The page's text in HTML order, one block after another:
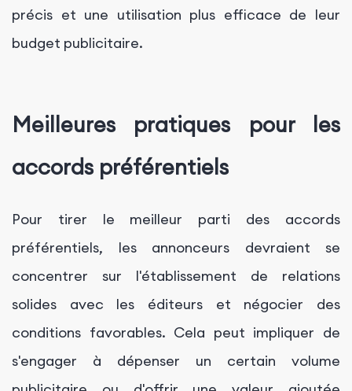
précis et une utilisation plus efficace de leur
budget publicitaire.
Meilleures pratiques pour les
accords préférentiels
Pour tirer le meilleur parti des accords
préférentiels, les annonceurs devraient se
concentrer sur l'établissement de relations
solides avec les éditeurs et négocier des
conditions favorables. Cela peut impliquer de
s'engager à dépenser un certain volume